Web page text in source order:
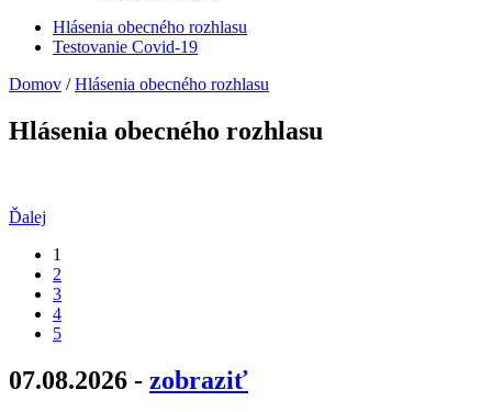
Hlásenia obecného rozhlasu
Testovanie Covid-19
Domov / Hlásenia obecného rozhlasu
Hlásenia obecného rozhlasu
Ďalej
1
2
3
4
5
07.08.2026 - zobraziť